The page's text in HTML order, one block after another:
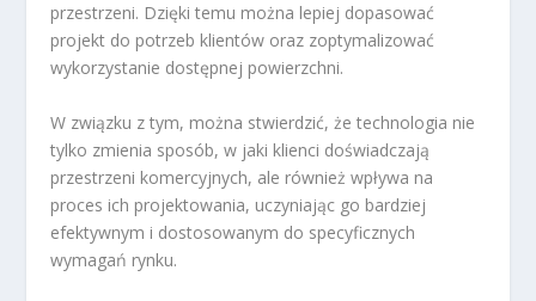
przestrzeni. Dzięki temu można lepiej dopasować
projekt do potrzeb klientów oraz zoptymalizować
wykorzystanie dostępnej powierzchni.
W związku z tym, można stwierdzić, że technologia nie
tylko zmienia sposób, w jaki klienci doświadczają
przestrzeni komercyjnych, ale również wpływa na
proces ich projektowania, uczyniając go bardziej
efektywnym i dostosowanym do specyficznych
wymagań rynku.